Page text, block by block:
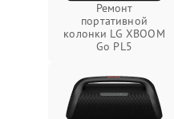
Ремонт
портативной
колонки LG XBOOM
Go PL5